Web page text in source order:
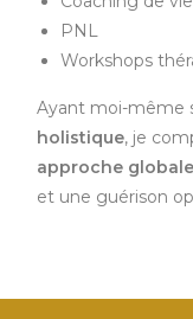
PNL
Workshops
Ayant moi-même
holistique, je
approche globale
et une guérison